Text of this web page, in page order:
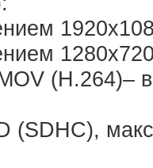
(H.264)–
(SDHC),